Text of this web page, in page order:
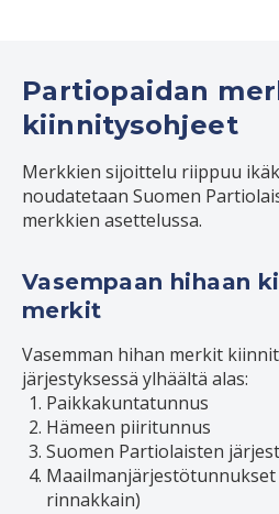
Partiopaidan
kiinnitysohjeet
Merkkien sijoittelu riippuu
noudatetaan Suomen
merkkien asettelussa.
Vasempaan hihaan
merkit
Vasemman hihan merkit
järjestyksessä ylhäältä alas:
Paikkakuntatunnus
Hämeen piiritunnus
Suomen Partiolaisten
Maailmanjärjestötunnukset
rinnakkain)